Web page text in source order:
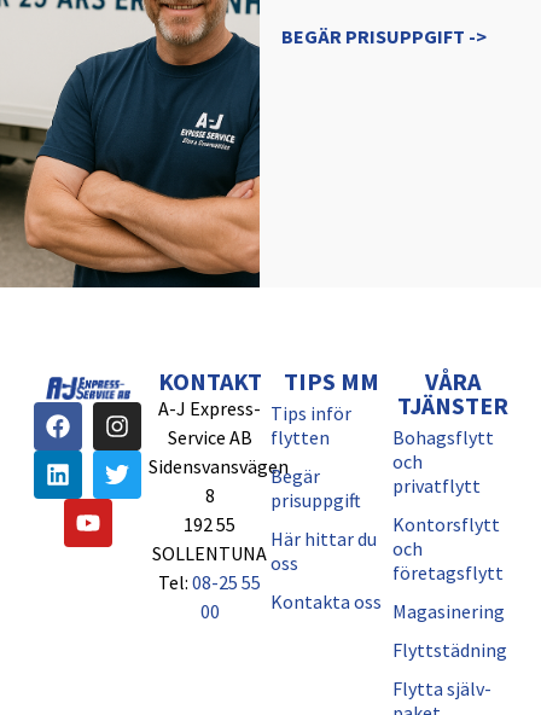
BEGÄR PRISUPPGIFT ->
KONTAKT
A-J Express-
Service AB
Sidensvansvägen
8
192 55
SOLLENTUNA
Tel:08-25 55
00
TIPS MM
Tips inför
flytten
Begär
prisuppgift
Här hittar du
oss
Kontakta oss
VÅRA
TJÄNSTER
Bohagsflytt
och
privatflytt
Kontorsflytt
och
företagsflytt
Magasinering
Flyttstädning
Flytta själv-